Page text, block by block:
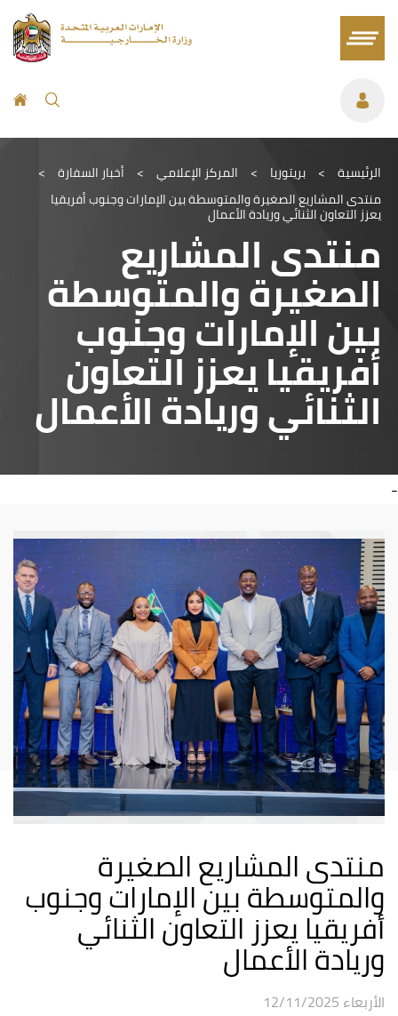
الرئيسية > بريتوريا > المركز الإعلامي > أخبار السفارة >
منتدى المشاريع الصغيرة والمتوسطة بين الإمارات وجنوب أفريقيا
يعزز التعاون الثنائي وريادة الأعمال
منتدى المشاريع
الصغيرة والمتوسطة
بين الإمارات وجنوب
أفريقيا يعزز التعاون
الثنائي وريادة الأعمال
-
منتدى المشاريع الصغيرة
والمتوسطة بين الإمارات وجنوب
أفريقيا يعزز التعاون الثنائي
وريادة الأعمال
الأربعاء 12/11/2025